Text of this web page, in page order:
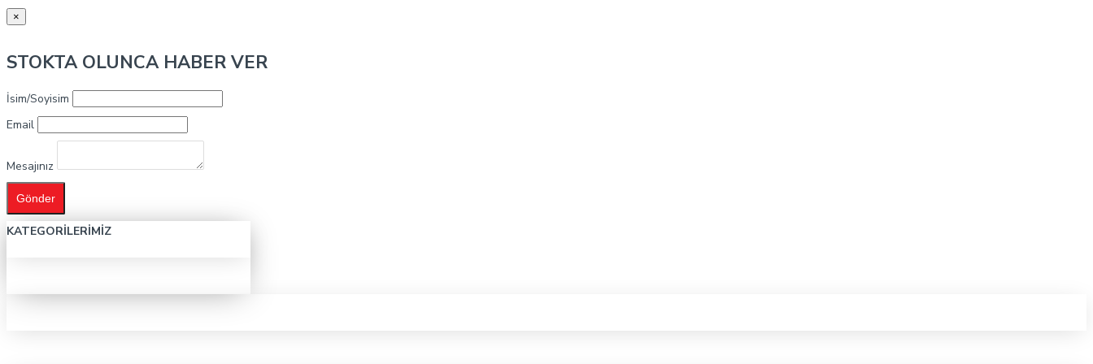
×
STOKTA OLUNCA HABER VER
İsim/Soyisim
Email
Mesajınız
Gönder
KATEGORILERIMIZ